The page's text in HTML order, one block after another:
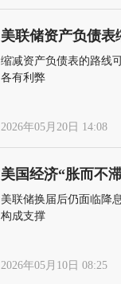
美联储资产负债表
缩减资产负债表的路线
各有利弊
2026年05月20日 14:08
美国经济“胀而不
美联储换届后仍面临降
构成支撑
2026年05月10日 08:25